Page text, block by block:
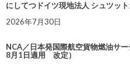
にしてつドイツ現地法人 シュツッ
2026年7月30日
NCA／日本発国際航空貨物燃油サ
8月1日適用 改定）